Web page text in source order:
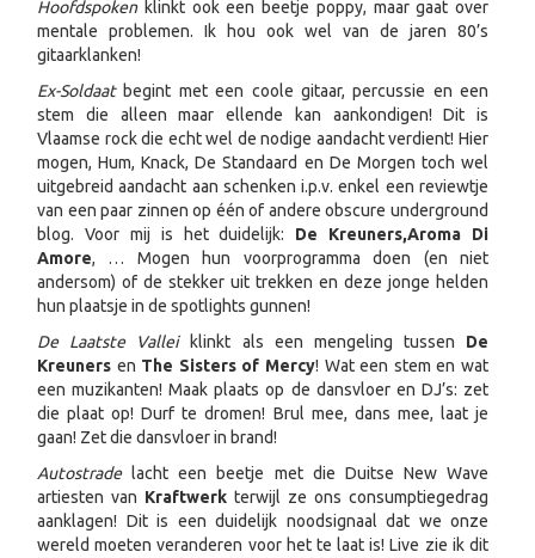
Hoofdspokenklinkt ook een beetje poppy, maar gaat over
mentale problemen. Ik hou ook wel van de jaren 80’s
gitaarklanken!
Ex-Soldaatbegint met een coole gitaar, percussie en een
stem die alleen maar ellende kan aankondigen! Dit is
Vlaamse rock die echt wel de nodige aandacht verdient! Hier
mogen, Hum, Knack, De Standaard en De Morgen toch wel
uitgebreid aandacht aan schenken i.p.v. enkel een reviewtje
van een paar zinnen op één of andere obscure underground
blog. Voor mij is het duidelijk: De Kreuners,Aroma Di
Amore, … Mogen hun voorprogramma doen (en niet
andersom) of de stekker uit trekken en deze jonge helden
hun plaatsje in de spotlights gunnen!
De Laatste Vallei
klinkt als een mengeling tussen De
Kreuners en The Sisters of Mercy! Wat een stem en wat
een muzikanten! Maak plaats op de dansvloer en DJ’s: zet
die plaat op! Durf te dromen! Brul mee, dans mee, laat je
gaan! Zet die dansvloer in brand!
Autostradelacht een beetje met die Duitse New Wave
artiesten van Kraftwerk terwijl ze ons consumptiegedrag
aanklagen! Dit is een duidelijk noodsignaal dat we onze
wereld moeten veranderen voor het te laat is! Live zie ik dit